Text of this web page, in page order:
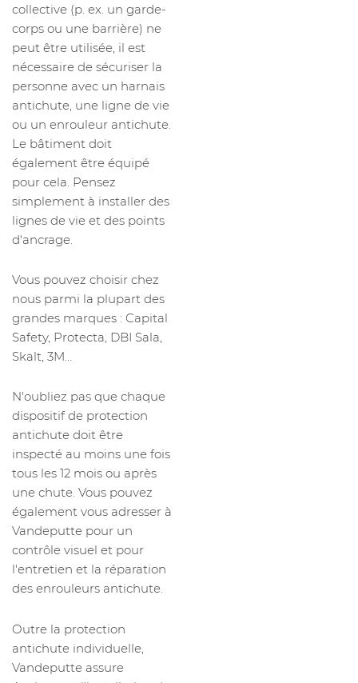
collective (p. ex. un garde-
corps ou une barrière) ne
peut être utilisée, il est
nécessaire de sécuriser la
personne avec un harnais
antichute, une ligne de vie
ou un enrouleur antichute.
Le bâtiment doit
également être équipé
pour cela. Pensez
simplement à installer des
lignes de vie et des points
d'ancrage.
Vous pouvez choisir chez
nous parmi la plupart des
grandes marques : Capital
Safety, Protecta, DBI Sala,
Skalt, 3M...
N'oubliez pas que chaque
dispositif de protection
antichute doit être
inspecté au moins une fois
tous les 12 mois ou après
une chute. Vous pouvez
également vous adresser à
Vandeputte pour un
contrôle visuel et pour
l'entretien et la réparation
des enrouleurs antichute.
Outre la protection
antichute individuelle,
Vandeputte assure